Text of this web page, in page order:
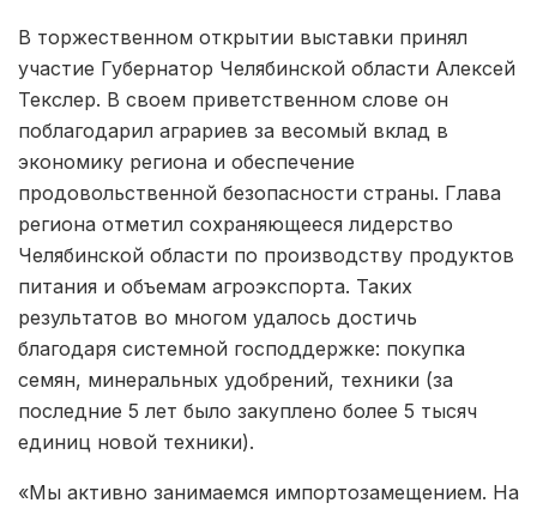
В торжественном открытии выставки принял
участие Губернатор Челябинской области Алексей
Текслер. В своем приветственном слове он
поблагодарил аграриев за весомый вклад в
экономику региона и обеспечение
продовольственной безопасности страны. Глава
региона отметил сохраняющееся лидерство
Челябинской области по производству продуктов
питания и объемам агроэкспорта. Таких
результатов во многом удалось достичь
благодаря системной господдержке: покупка
семян, минеральных удобрений, техники (за
последние 5 лет было закуплено более 5 тысяч
единиц новой техники).
«Мы активно занимаемся импортозамещением. На